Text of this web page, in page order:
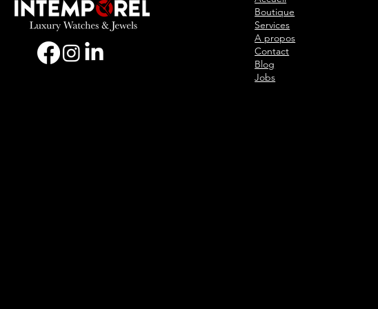
Boutique
Services
A propos
Contact
Blog
Jobs